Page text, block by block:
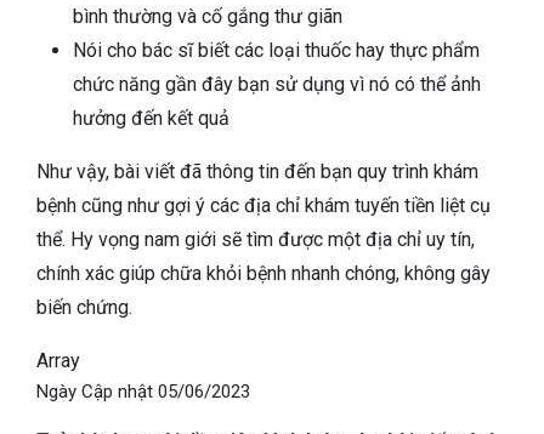
bình thường và cố gắng thư giãn
Nói cho bác sĩ biết các loại thuốc hay thực phẩm
chức năng gần đây bạn sử dụng vì nó có thể ảnh
hưởng đến kết quả
Như vậy, bài viết đã thông tin đến bạn quy trình khám
bệnh cũng như gợi ý các địa chỉ khám tuyến tiền liệt cụ
thể. Hy vọng nam giới sẽ tìm được một địa chỉ uy tín,
chính xác giúp chữa khỏi bệnh nhanh chóng, không gây
biến chứng.
Array
Ngày Cập nhật 05/06/2023